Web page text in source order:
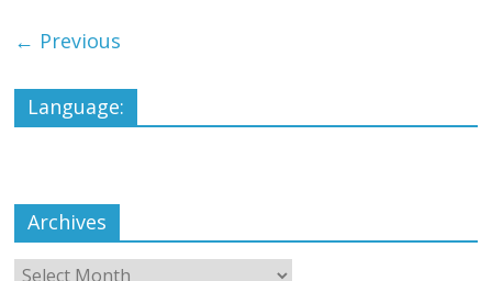
← Previous
Language:
Archives
Archives